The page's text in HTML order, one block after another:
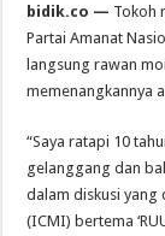
bidik.co — Tokoh
Partai Amanat
langsung rawan
memenangkannya
“Saya ratapi 10
gelanggang dan
dalam diskusi yang
(ICMI) bertema